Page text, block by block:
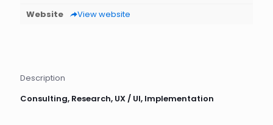
Website
View website
Description
Consulting, Research, UX / UI, Implementation